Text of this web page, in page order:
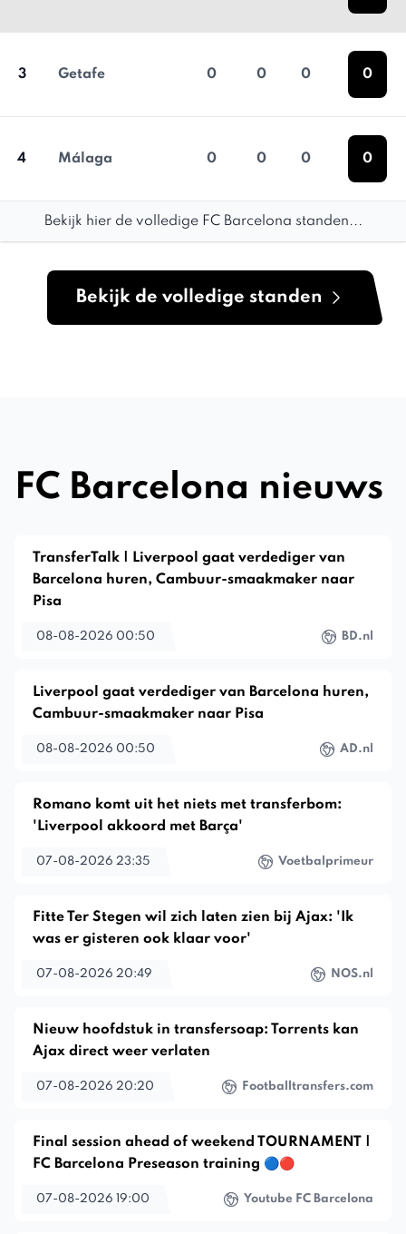
3 Getafe 0 0 0 0
4 Málaga 0 0 0 0
Bekijk hier de volledige FC Barcelona standen...
Bekijk de volledige standen
FC Barcelona nieuws
TransferTalk | Liverpool gaat verdediger van
Barcelona huren, Cambuur-smaakmaker naar
Pisa
08-08-2026 00:50 BD.nl
Liverpool gaat verdediger van Barcelona huren,
Cambuur-smaakmaker naar Pisa
08-08-2026 00:50 AD.nl
Romano komt uit het niets met transferbom:
'Liverpool akkoord met Barça'
07-08-2026 23:35 Voetbalprimeur
Fitte Ter Stegen wil zich laten zien bij Ajax: 'Ik
was er gisteren ook klaar voor'
07-08-2026 20:49 NOS.nl
Nieuw hoofdstuk in transfersoap: Torrents kan
Ajax direct weer verlaten
07-08-2026 20:20 Footballtransfers.com
Final session ahead of weekend TOURNAMENT |
FC Barcelona Preseason training 🔵🔴
07-08-2026 19:00 Youtube FC Barcelona